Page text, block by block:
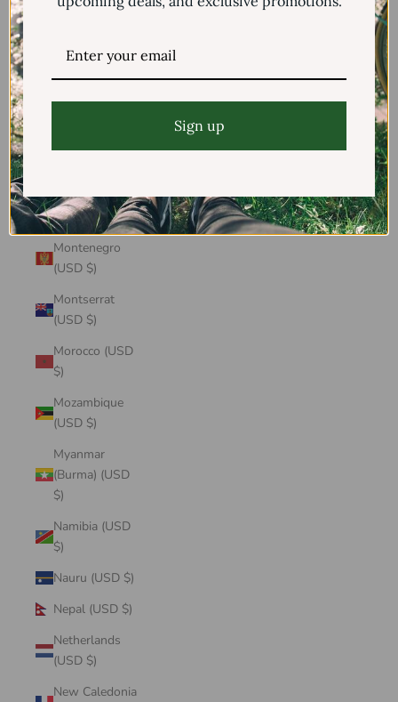
Mayotte (USD
Mexico (USD $)
Mongolia (USD
$)
Montenegro
(USD $)
Montserrat
(USD $)
Morocco (USD
$)
Mozambique
(USD $)
Myanmar
(Burma) (USD
$)
Namibia (USD
$)
Nauru (USD $)
Nepal (USD $)
Netherlands
(USD $)
New Caledonia
Sign up